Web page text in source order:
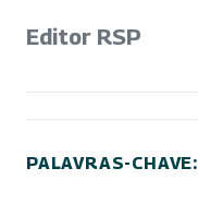
Editor RSP
PALAVRAS-CHAVE: